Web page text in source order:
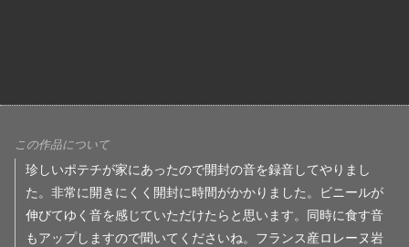
この作品について
珍しいポテチが家にあったので開封の音を録音してやりまし
た。非常に開きにくく開封に時間がかかりました。ビニールが
伸びてゆく音を感じていただけたらと思います。同時に食す音
もアップしますので聞いてくださいね。フランス産ロレーヌ岩